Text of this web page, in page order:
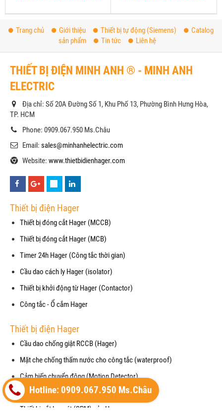
Trang chủ Giới thiệu Thiết bị tự động (Siemens)
Catalog
sản phẩm
Tin tức Liên hệ
THIẾT BỊ ĐIỆN MINH ANH ® - MINH ANH
ELECTRIC
Địa chỉ: Số 20A Đường Số 1, Khu Phố 13, Phường Bình Hưng Hòa,
TP. HCM
Phone: 0909.067.950 Ms.Châu
Email: sales@minhanhelectric.com
Website: www.thietbidienhager.com
Thiết bị điện Hager
Thiết bị đóng cắt Hager (MCCB)
Thiết bị đóng cắt Hager (MCB)
Timer 24h Hager (Công tắc thời gian)
Cầu dao cách ly Hager (isolator)
Thiết bị khởi động từ Hager (Contactor)
Công tắc - Ổ cắm Hager
Thiết bị điện Hager
Cầu dao chống giật RCCB (Hager)
Mặt che chống thấm nước cho công tắc (waterproof)
Cảm biến chuyển động (Motion Detector)
Vỏ tủ điện (Enclosure) của Hager
Thiết bị cắt lọc sét (SPM) của Hager
Hotline: 0909.067.950 Ms.Châu